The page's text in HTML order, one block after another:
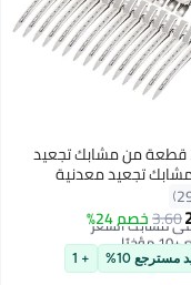
ليشا 30 قطعة من مشابك تجعيد
تجعيد معدنية
الشعر، مشابك تجعيد
أقواس الشعر (فضي)
3.60خصم 24%
10%
+ 1